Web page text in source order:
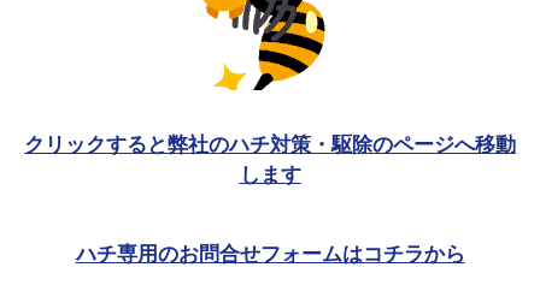
クリックすると弊社のハチ対策・駆除のページへ移動
します
ハチ専用のお問合せフォームはコチラから